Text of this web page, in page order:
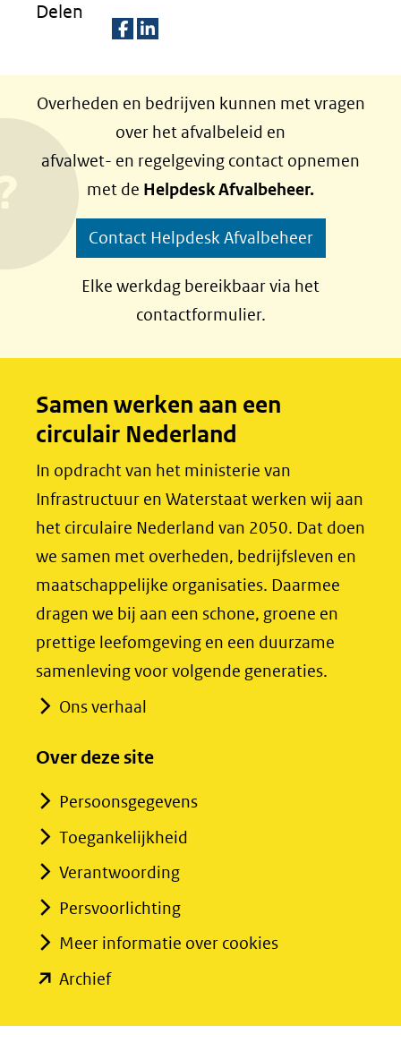
Delen
l
e
n
o
p
F
b
o
k
(opent
nieuw
naar
een
andere
website)
l
e
n
o
p
L
e
I
n
(opent
nieuw
naar
een
andere
website)
Overheden en bedrijven kunnen met vragen
over het afvalbeleid en
afvalwet- en regelgeving contact opnemen
met de Helpdesk Afvalbeheer.
Contact Helpdesk Afvalbeheer
Elke werkdag bereikbaar via het
contactformulier.
Samen werken aan een
circulair Nederland
In opdracht van het ministerie van
Infrastructuur en Waterstaat werken wij aan
het circulaire Nederland van 2050. Dat doen
we samen met overheden, bedrijfsleven en
maatschappelijke organisaties. Daarmee
dragen we bij aan een schone, groene en
prettige leefomgeving en een duurzame
samenleving voor volgende generaties.
Ons verhaal
Over deze site
Persoonsgegevens
Toegankelijkheid
Verantwoording
Persvoorlichting
Meer informatie over cookies
Archief(opent